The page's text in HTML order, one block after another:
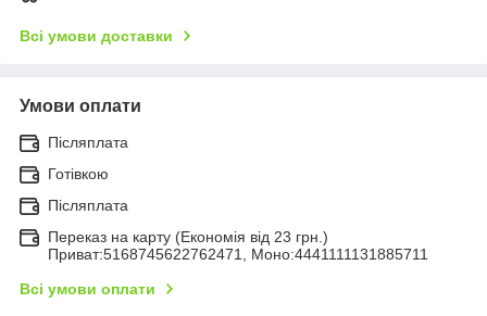
Всі умови доставки
Умови оплати
Післяплата
Готівкою
Післяплата
Переказ на карту (Економія від 23 грн.)
Приват:5168745622762471, Моно:4441111131885711
Всі умови оплати